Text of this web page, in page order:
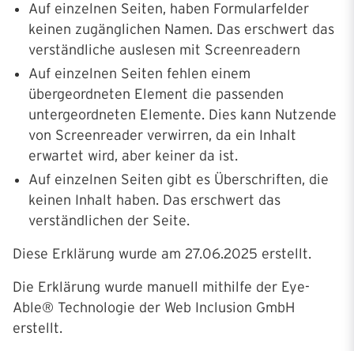
Auf einzelnen Seiten, haben Formularfelder
keinen zugänglichen Namen. Das erschwert das
verständliche auslesen mit Screenreadern
Auf einzelnen Seiten fehlen einem
übergeordneten Element die passenden
untergeordneten Elemente. Dies kann Nutzende
von Screenreader verwirren, da ein Inhalt
erwartet wird, aber keiner da ist.
Auf einzelnen Seiten gibt es Überschriften, die
keinen Inhalt haben. Das erschwert das
verständlichen der Seite.
Diese Erklärung wurde am 27.06.2025 erstellt.
Die Erklärung wurde manuell mithilfe der Eye-
Able® Technologie der Web Inclusion GmbH
erstellt.